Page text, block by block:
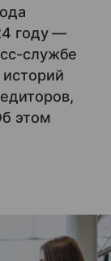
году —
службе
этом